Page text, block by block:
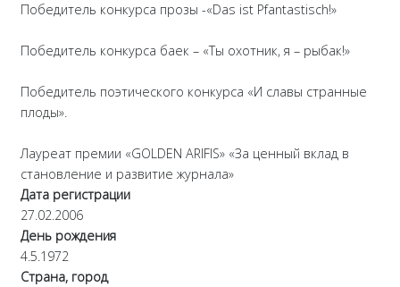
Победитель конкурса прозы -«Das ist Pfantastisch!»
Победитель конкурса баек – «Ты охотник, я – рыбак!»
Победитель поэтического конкурса «И славы странные
плоды».
Лауреат премии «GOLDEN ARIFIS» «За ценный вклад в
становление и развитие журнала»
Дата регистрации
27.02.2006
День рождения
4.5.1972
Страна, город